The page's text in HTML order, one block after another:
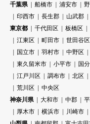
千葉県
船橋市 浦安市
印西市
長生郡 山武郡
東京都
千代田区 板橋区
江東区
町田市 世田谷区
国立市
羽村市 中野区
東久留米市
小平市 国
江戸川区
調布市 北区
荒川区
中央区
神奈川県
大和市 中郡
厚木市
横浜市 川崎市